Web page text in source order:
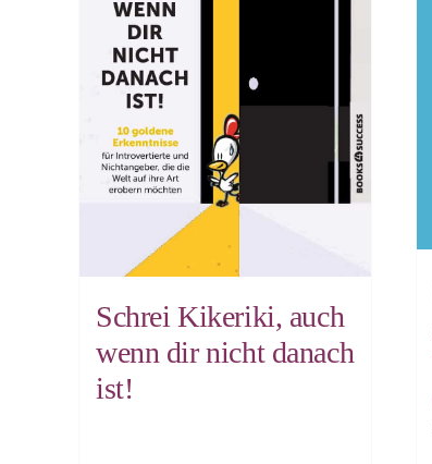
Schrei Kikeriki, auch
wenn dir nicht danach
ist!